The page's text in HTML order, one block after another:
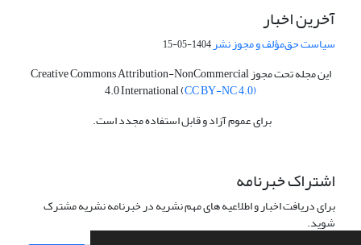
آخرین اخبار
سیاست حق‌مؤلف و مجوز نشر1404-05-15
این مجله تحت مجوز Creative Commons Attribution-NonCommercial
4.0 International (CC BY-NC 4.0)
برای عموم آزاد و قابل استفاده مجدد است.
اشتراک خبرنامه
برای دریافت اخبار و اطلاعیه های مهم نشریه در خبرنامه نشریه مشترک
شوید.